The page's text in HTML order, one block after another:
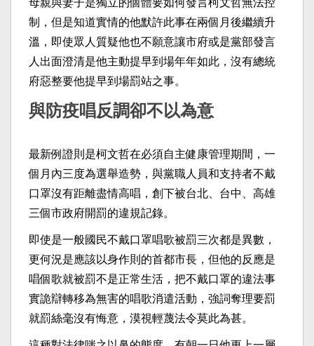
母親與妻子是獨立的個體要如何發言柯文哲無法控
制，但是知道實情的他默許此事在兩個月後繼續升
溫，即使眾人質疑他也不願意讓市府或是黨部發言
人出面澄清是他主動提早到場年年如此，沒有總統
府惡整要他提早到場罰站之事。
與防疫唱反調卻不以為意
最新例證則是柯文哲在必須自主健康管理期間，一
個月內三度為選舉造勢，與黨職人員和支持者不戴
口罩沒有距離盡情高唱，創下被台北、台中、高雄
三個市政府開罰的違規記錄。
即使是一般國民不戴口罩唱歌被罰三次都是異數，
更何況是應該以身作則的首都市長，但他的反應是
唱個歌就被罰不是正常生活，把不戴口罩的違法事
實詭辯轉移為無害的唱歌消遣活動，強詞奪理要罰
就罰絲毫沒有悔意，漠視輕蔑法令莫此為甚。